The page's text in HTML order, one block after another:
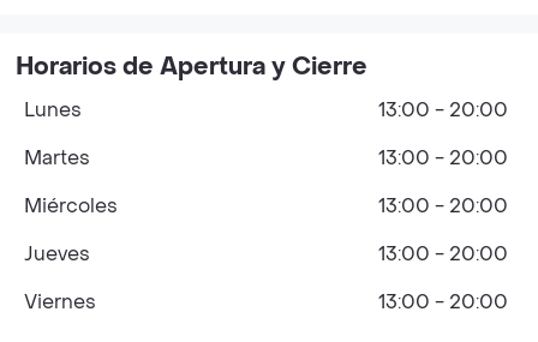
Horarios de Apertura y Cierre
Lunes
13:00 - 20:00
Martes
13:00 - 20:00
Miércoles
13:00 - 20:00
Jueves
13:00 - 20:00
Viernes
13:00 - 20:00